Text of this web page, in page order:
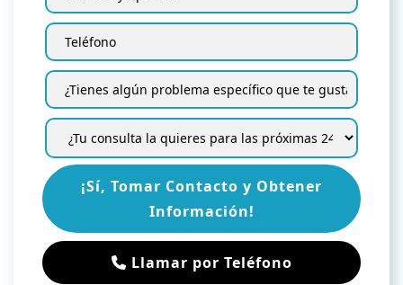
¡Sí, Tomar Contacto y Obtener
Información!
Llamar por Teléfono